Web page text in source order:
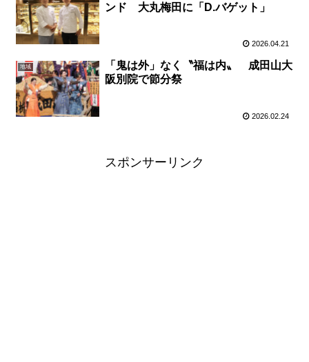
ンド 大丸梅田に「D.バゲット」
2026.04.21
地域
「鬼は外」なく〝福は内〟 成田山大
阪別院で節分祭
2026.02.24
スポンサーリンク